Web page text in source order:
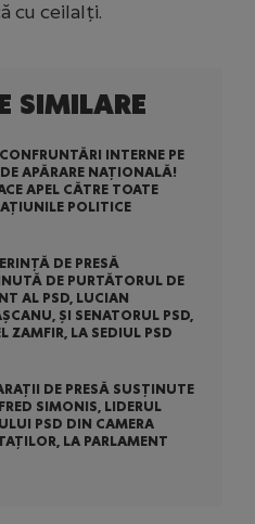
cu ceilalți.
SIMILARE
INTERNE PE
APĂRARE NAȚIONALĂ!
APEL CĂTRE TOATE
POLITICE
DE PRESĂ
DE PURTĂTORUL DE
AL PSD, LUCIAN
ȘI SENATORUL PSD,
ZAMFIR, LA SEDIUL PSD
DE PRESĂ SUSȚINUTE
SIMONIS, LIDERUL
PSD DIN CAMERA
LA PARLAMENT